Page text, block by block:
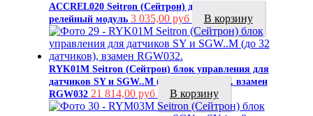
ACCREL020 Seitron (Сейтрон) двухканальный
релейный модуль 3 035,00руб В корзину
RYK01M Seitron (Сейтрон) блок управления для
датчиков SY и SGW..M (до 32 датчиков), взамен
RGW032 21 814,00руб В корзину